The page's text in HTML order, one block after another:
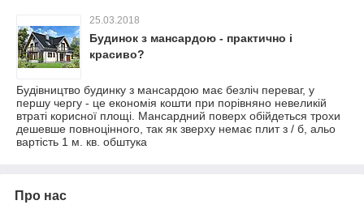
25.03.2018
Будинок з мансардою - практично і
красиво?
Будівництво будинку з мансардою має безліч переваг, у
першу чергу - це економія кошти при порівняно невеликій
втраті корисної площі. Мансардний поверх обійдеться трохи
дешевше повноцінного, так як зверху немає плит з / б, альо
вартість 1 м. кв. обштука
Про нас